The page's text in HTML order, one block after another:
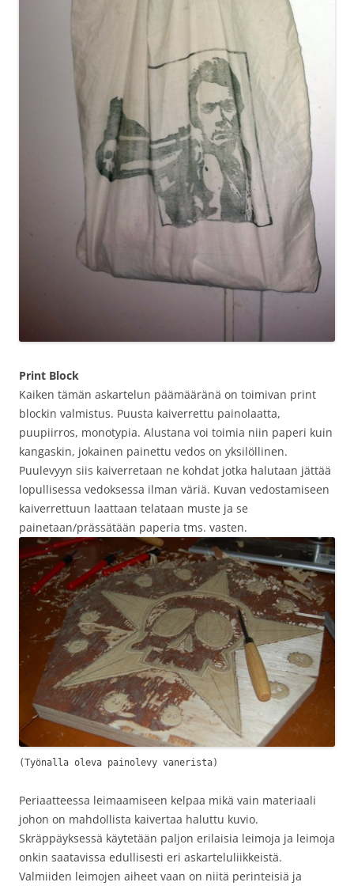
Print Block
Kaiken tämän askartelun päämääränä on toimivan print
blockin valmistus. Puusta kaiverrettu painolaatta,
puupiirros, monotypia. Alustana voi toimia niin paperi kuin
kangaskin, jokainen painettu vedos on yksilöllinen.
Puulevyyn siis kaiverretaan ne kohdat jotka halutaan jättää
lopullisessa vedoksessa ilman väriä. Kuvan vedostamiseen
kaiverrettuun laattaan telataan muste ja se
painetaan/prässätään paperia tms. vasten.
(Työnalla oleva painolevy vanerista)
Periaatteessa leimaamiseen kelpaa mikä vain materiaali
johon on mahdollista kaivertaa haluttu kuvio.
Skräppäyksessä käytetään paljon erilaisia leimoja ja leimoja
onkin saatavissa edullisesti eri askarteluliikkeistä.
Valmiiden leimojen aiheet vaan on niitä perinteisiä ja